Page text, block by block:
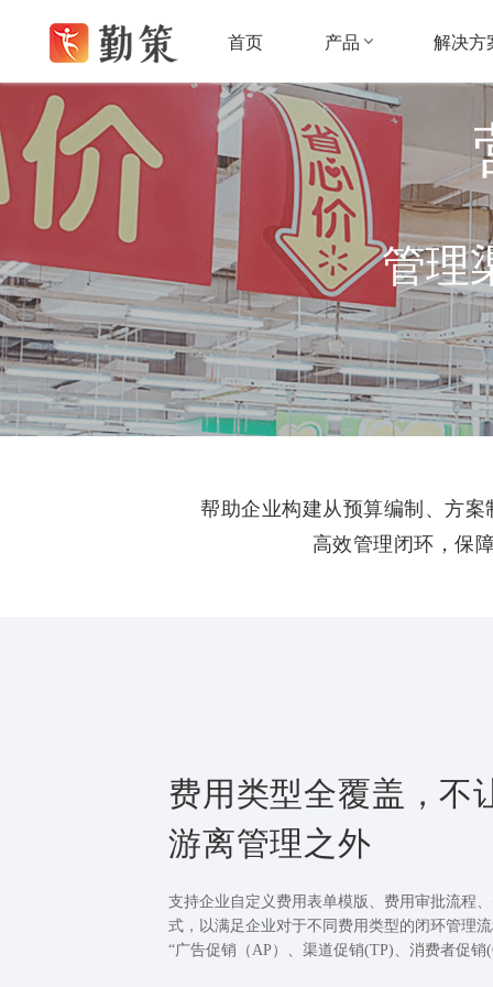
首页 产品 解决方
管理
帮助企业构建从预算编制、方
高效管理闭环，保
费用类型全覆盖，不
游离管理之外
支持企业自定义费用表单模版、费用审批流程
式，以满足企业对于不同费用类型的闭环管理
“广告促销（AP）、渠道促销(TP)、消费者促销